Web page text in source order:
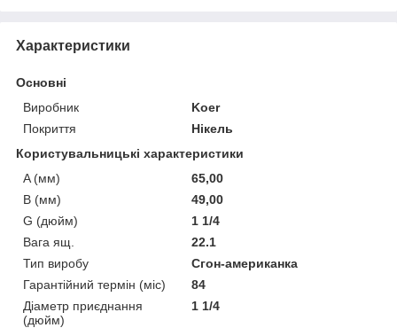
Характеристики
Основні
Виробник
Koer
Покриття
Нікель
Користувальницькі характеристики
A (мм)
65,00
B (мм)
49,00
G (дюйм)
1 1/4
Вага ящ.
22.1
Тип виробу
Сгон-американка
Гарантійний термін (міс)
84
Діаметр приєднання
(дюйм)
1 1/4